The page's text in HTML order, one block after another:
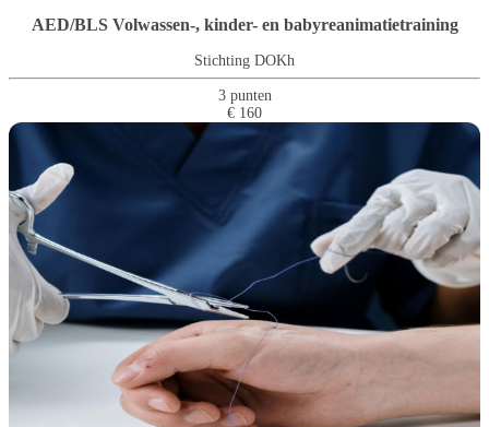
AED/BLS Volwassen-, kinder- en babyreanimatietraining
Stichting DOKh
3 punten
€ 160